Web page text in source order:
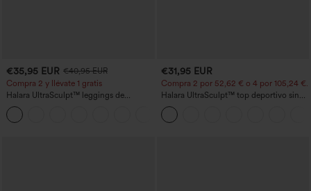
€35,95 EUR €40,95 EUR
Compra 2 y llévate 1 gratis
Halara UltraSculpt™ leggings de
entrenamiento moldeadores de talle alto
con fruncido trasero que realza los
glúteos, control de abdomen y bolsillos
€31,95 EUR
Compra 2 por 52,62 € o 4 por 105,24 €.
Halara UltraSculpt™ top deportivo sin
mangas con escote redondo y bajo
curvo